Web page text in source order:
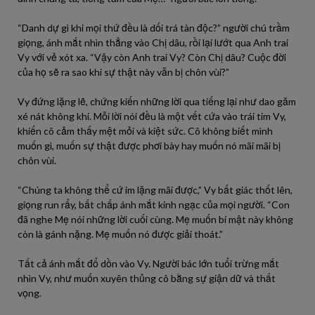
“Danh dự gì khi mọi thứ đều là dối trá tàn độc?” người chú trầm
giọng, ánh mắt nhìn thẳng vào Chị dâu, rồi lại lướt qua Anh trai
Vy với vẻ xót xa. “Vậy còn Anh trai Vy? Còn Chị dâu? Cuộc đời
của họ sẽ ra sao khi sự thật này vẫn bị chôn vùi?”
Vy đứng lặng lẽ, chứng kiến những lời qua tiếng lại như dao găm
xé nát không khí. Mỗi lời nói đều là một vết cứa vào trái tim Vy,
khiến cô cảm thấy mệt mỏi và kiệt sức. Cô không biết mình
muốn gì, muốn sự thật được phơi bày hay muốn nó mãi mãi bị
chôn vùi.
“Chúng ta không thể cứ im lặng mãi được,” Vy bất giác thốt lên,
giọng run rẩy, bất chấp ánh mắt kinh ngạc của mọi người. “Con
đã nghe Mẹ nói những lời cuối cùng. Mẹ muốn bí mật này không
còn là gánh nặng. Mẹ muốn nó được giải thoát.”
Tất cả ánh mắt đổ dồn vào Vy. Người bác lớn tuổi trừng mắt
nhìn Vy, như muốn xuyên thủng cô bằng sự giận dữ và thất
vọng.